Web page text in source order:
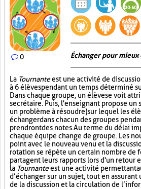
0 Échanger pour
La Tournanteest une activité de
à 6 élèves pendant un temps déterminé
Dans chaque groupe, un élève se voit
secrétaire. Puis, l'enseignant propose un
un problème à résoudre) sur lequel les
échanger dans chacun des groupes
prendront des notes. Au terme du délai
chaque équipe change de groupe. Les
point avec le nouveau venu et la
rotation se répète un certain nombre de
partagent leurs rapports lors d'un retour
la Tournanteest une activité permettant
d’échanger sur un sujet, tout en
de la discussion et la circulation de